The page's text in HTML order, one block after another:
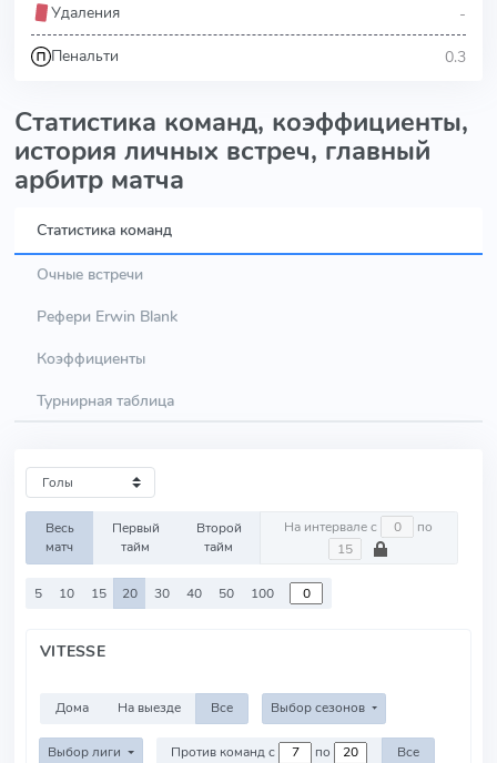
Удаления -
Пенальти 0.3
Статистика команд, коэффициенты,
история личных встреч, главный
арбитр матча
Статистика команд
Очные встречи
Рефери Erwin Blank
Коэффициенты
Турнирная таблица
Весь
матч
Первый
тайм
Второй
тайм
На интервале с по
5 10 15 20 30 40 50 100
VITESSE
Дома На выезде Все Выбор сезонов
Выбор лиги Против команд с по Все